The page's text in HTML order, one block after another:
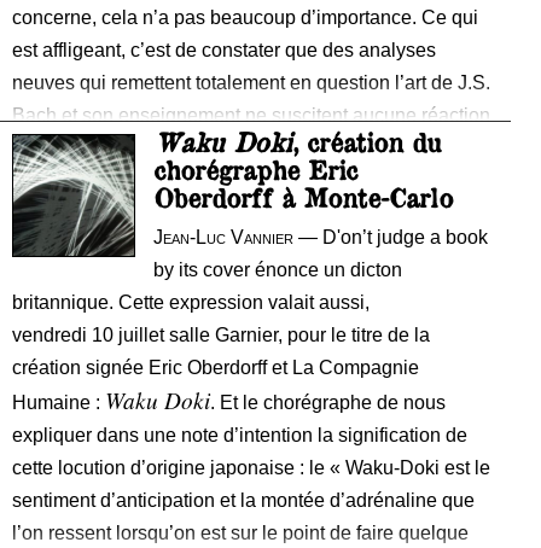
concerne, cela n’a pas beaucoup d’importance. Ce qui
est affligeant, c’est de constater que des analyses
neuves qui remettent totalement en question l’art de J.S.
Bach et son enseignement ne suscitent aucune réaction
des spécialistes.
Waku Doki, création du
chorégraphe Eric
Oberdorff à Monte-Carlo
Jean-Luc Vannier — D'on’t judge a book
by its cover énonce un dicton
britannique. Cette expression valait aussi,
vendredi 10 juillet salle Garnier, pour le titre de la
création signée Eric Oberdorff et La Compagnie
Humaine : Waku Doki. Et le chorégraphe de nous
expliquer dans une note d’intention la signification de
cette locution d’origine japonaise : le « Waku-Doki est le
sentiment d’anticipation et la montée d’adrénaline que
l’on ressent lorsqu’on est sur le point de faire quelque